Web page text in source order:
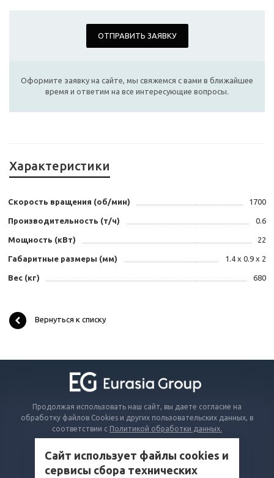
ОТПРАВИТЬ ЗАЯВКУ
Оформите заявку на сайте, мы свяжемся с вами в ближайшее
время и ответим на все интересующие вопросы.
Характеристики
Скорость вращения (об/мин) 1700
Производительность (т/ч) 0.6
Мощность (кВт) 22
Габаритные размеры (мм) 1.4 x 0.9 x 2
Вес (кг) 680
Вернуться к списку
Продолжая использовать наш сайт, вы даете согласие на
обработку файлов Cookies и других пользовательских данных, в
соответствии с Политикой обработки данных.
Сайт использует файлы cookies и
сервисы сбора технических